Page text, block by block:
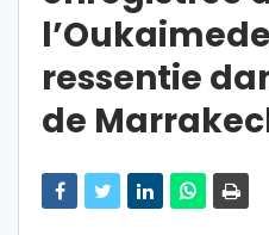
ressentie
de